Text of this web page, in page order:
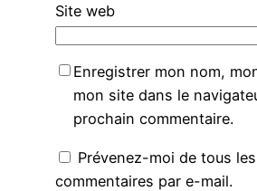
Site web
Enregistrer mon nom,
mon site dans le
prochain commentaire.
Prévenez-moi de tous
commentaires par e-mail.